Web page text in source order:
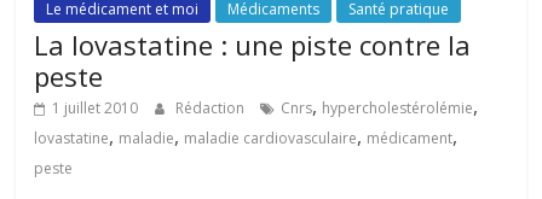
Le médicament et moi Médicaments Santé pratique
La lovastatine : une piste contre la
peste
1 juillet 2010 Rédaction Cnrs, hypercholestérolémie,
lovastatine, maladie, maladie cardiovasculaire, médicament,
peste